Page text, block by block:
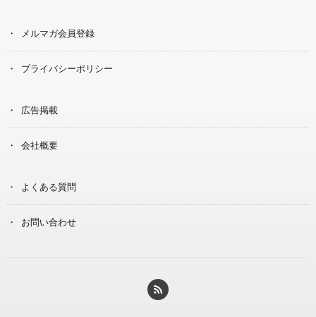
メルマガ会員登録
プライバシーポリシー
広告掲載
会社概要
よくある質問
お問い合わせ